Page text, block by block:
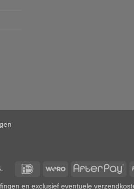
IDeal Wero
en exclusief eventuele